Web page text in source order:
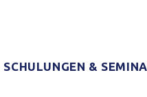
SCHULUNGEN &